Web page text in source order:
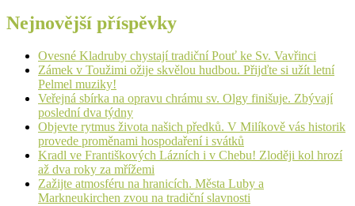
Nejnovější příspěvky
Ovesné Kladruby chystají tradiční Pouť ke Sv. Vavřinci
Zámek v Toužimi ožije skvělou hudbou. Přijďte si užít letní
Pelmel muziky!
Veřejná sbírka na opravu chrámu sv. Olgy finišuje. Zbývají
poslední dva týdny
Objevte rytmus života našich předků. V Milíkově vás historik
provede proměnami hospodaření i svátků
Kradl ve Františkových Lázních i v Chebu! Zloději kol hrozí
až dva roky za mřížemi
Zažijte atmosféru na hranicích. Města Luby a
Markneukirchen zvou na tradiční slavnosti